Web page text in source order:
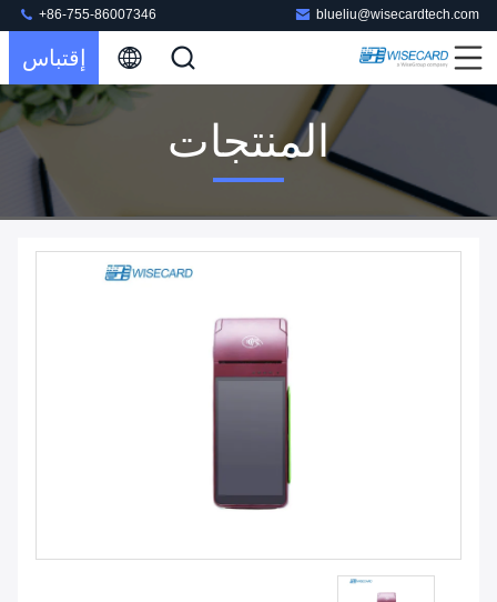
blueliu@wisecardtech.com
+86-755-86007346
إقتباس
المنتجات